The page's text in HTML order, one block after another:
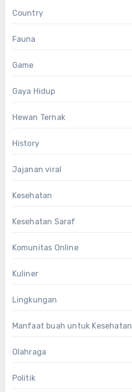
Country
Fauna
Game
Gaya Hidup
Hewan Ternak
History
Jajanan viral
Kesehatan
Kesehatan Saraf
Komunitas Online
Kuliner
Lingkungan
Manfaat buah untuk Kesehatan
Olahraga
Politik